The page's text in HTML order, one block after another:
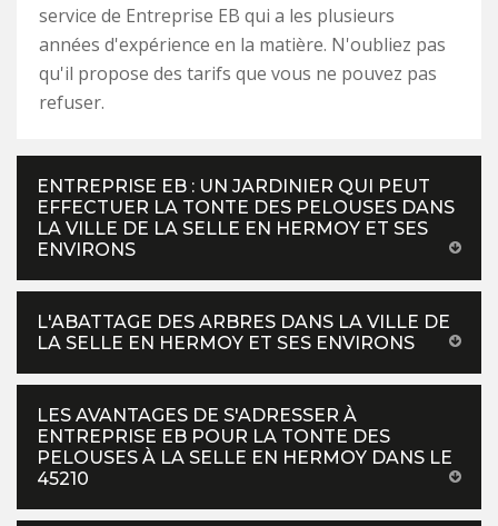
service de Entreprise EB qui a les plusieurs
années d'expérience en la matière. N'oubliez pas
qu'il propose des tarifs que vous ne pouvez pas
refuser.
ENTREPRISE EB : UN JARDINIER QUI PEUT
EFFECTUER LA TONTE DES PELOUSES DANS
LA VILLE DE LA SELLE EN HERMOY ET SES
ENVIRONS
L'ABATTAGE DES ARBRES DANS LA VILLE DE
LA SELLE EN HERMOY ET SES ENVIRONS
LES AVANTAGES DE S'ADRESSER À
ENTREPRISE EB POUR LA TONTE DES
PELOUSES À LA SELLE EN HERMOY DANS LE
45210